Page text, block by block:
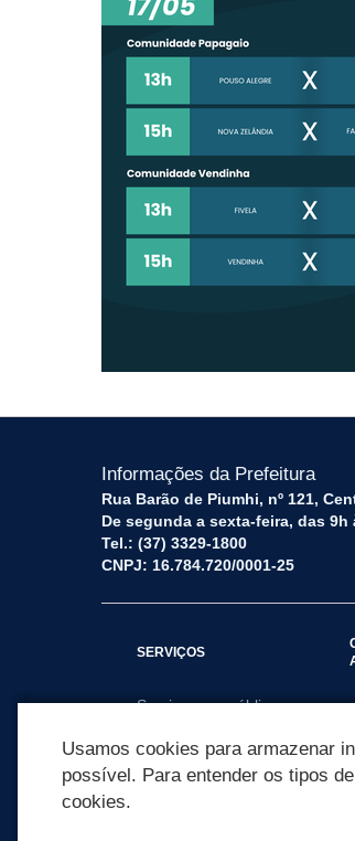
Informações da Prefeitura
Rua Barão de Piumhi, nº 121,
De segunda a sexta-feira, das 9h
Tel.: (37) 3329-1800
CNPJ: 16.784.720/0001-25
SERVIÇOS
Serviços por público
Usamos cookies para armazenar
possível. Para entender os tipos
cookies.